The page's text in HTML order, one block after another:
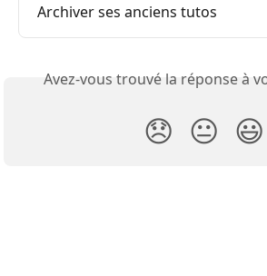
Archiver ses anciens tutos
Avez-vous trouvé la réponse à
😞 😐 😃